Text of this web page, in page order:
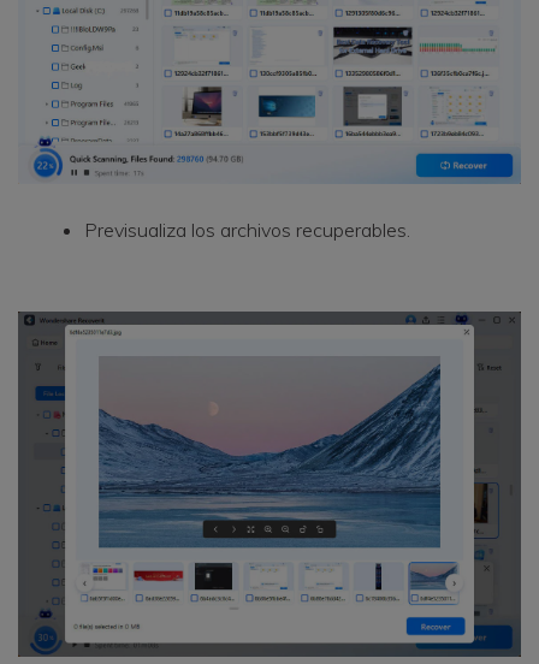
Previsualiza los archivos recuperables.